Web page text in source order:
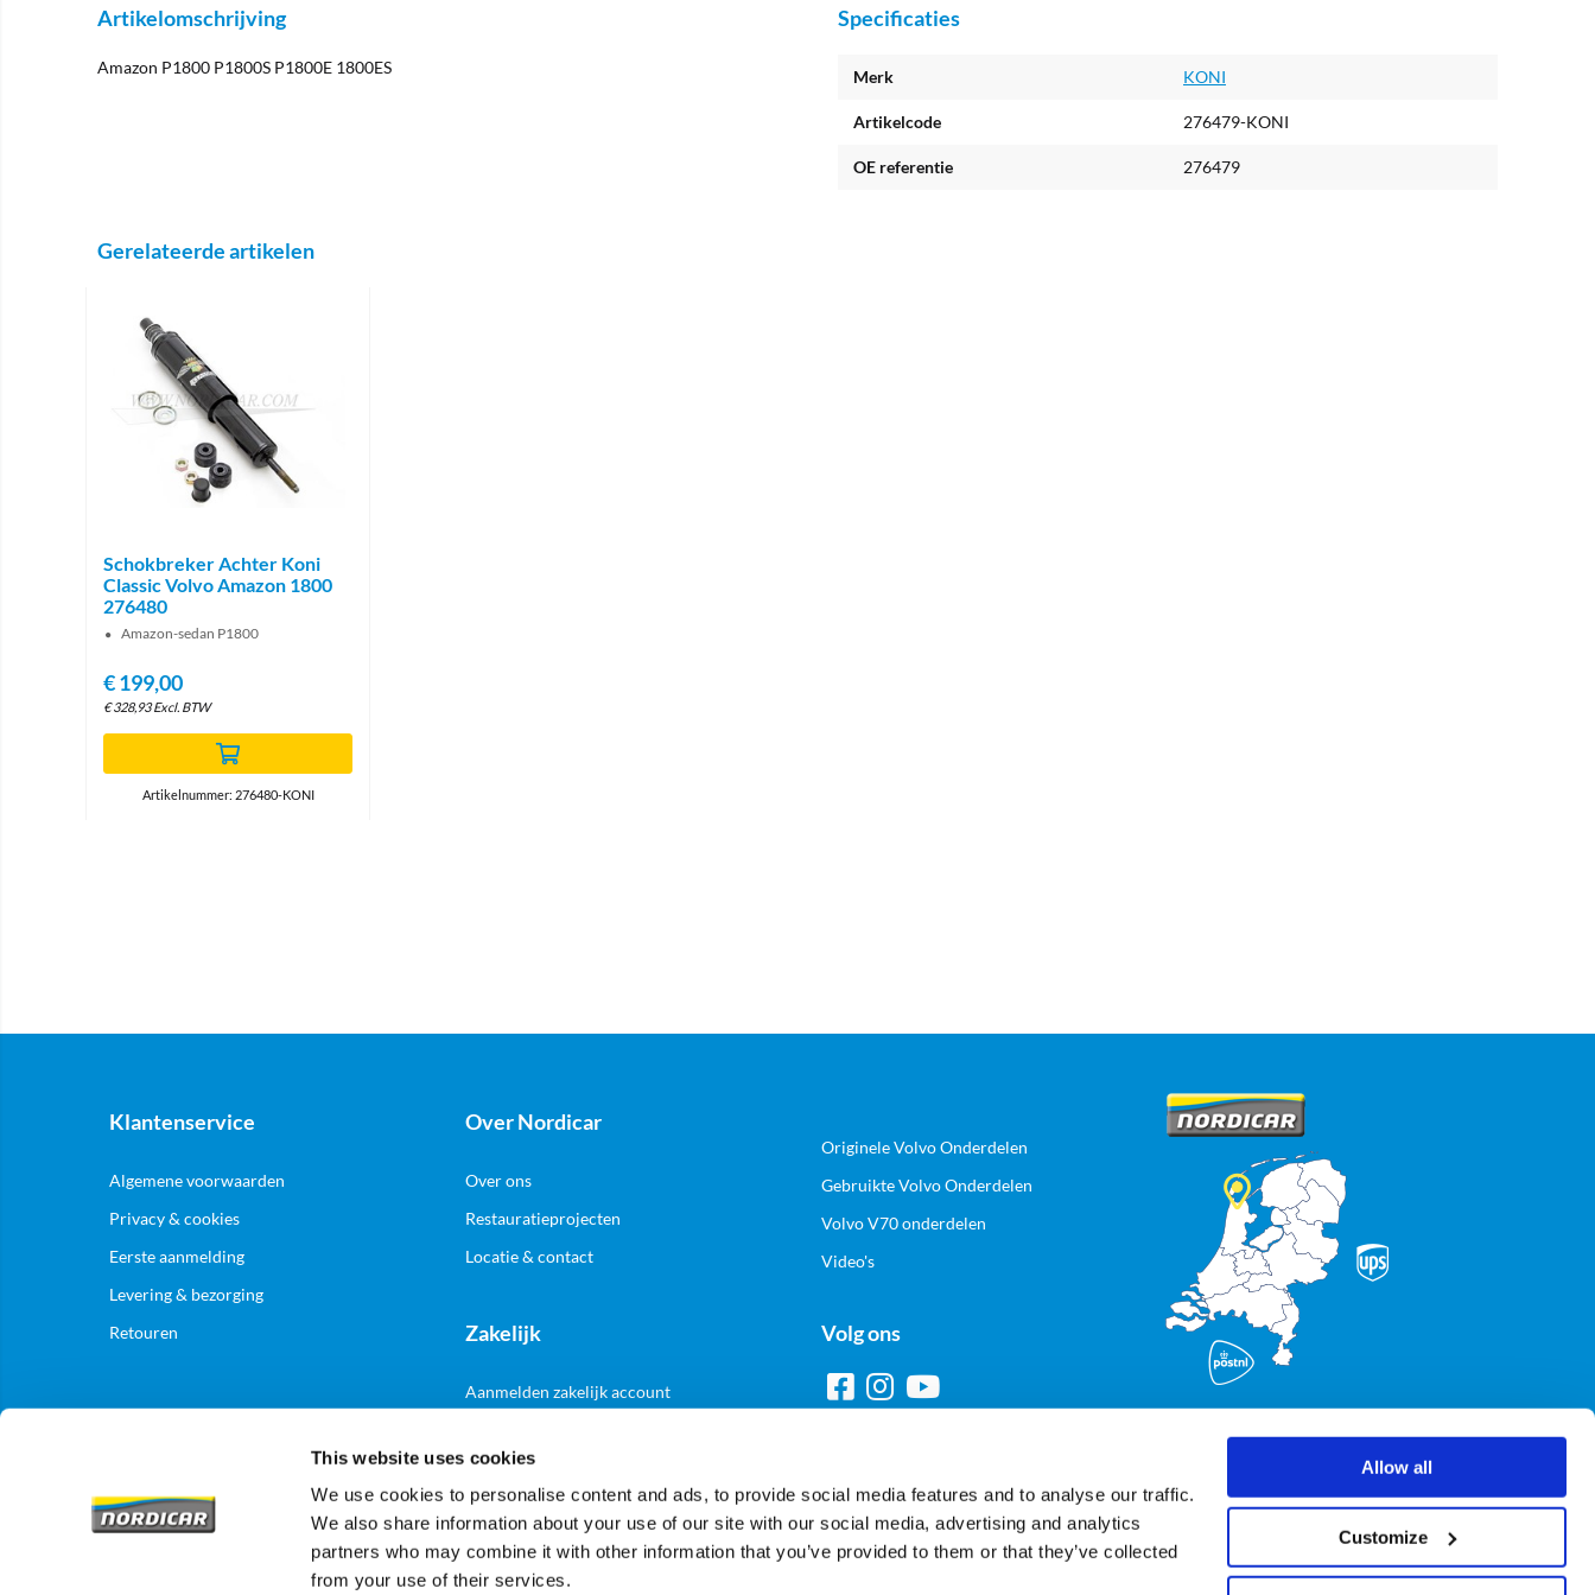
This website uses cookies
We use cookies to personalise content and ads, to provide social media features and to analyse our traffic.
We also share information about your use of our site with our social media, advertising and analytics
partners who may combine it with other information that you’ve provided to them or that they’ve collected
from your use of their services.
Allow all
Customize
Artikelomschrijving
Amazon P1800 P1800S P1800E 1800ES
Specificaties
Merk KONI
Artikelcode 276479-KONI
OE referentie 276479
Gerelateerde artikelen
Schokbreker Achter Koni
Classic Volvo Amazon 1800
276480
Amazon-sedan P1800
€199,00
€328,93 Excl. BTW
Artikelnummer: 276480-KONI
Klantenservice
Algemene voorwaarden
Privacy & cookies
Eerste aanmelding
Levering & bezorging
Retouren
Over Nordicar
Over ons
Restauratieprojecten
Locatie & contact
Originele Volvo Onderdelen
Gebruikte Volvo Onderdelen
Volvo V70 onderdelen
Video's
Zakelijk
Aanmelden zakelijk account
Volg ons
Veilig en gemakkelijk betalen